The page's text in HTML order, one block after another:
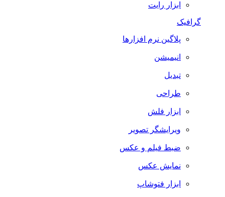
ابزار رایت
گرافیک
پلاگین نرم افزارها
انیمیشن
تبدیل
طراحی
ابزار فلش
ویرایشگر تصویر
ضبط فيلم و عكس
نمایش عکس
ابزار فتوشاپ